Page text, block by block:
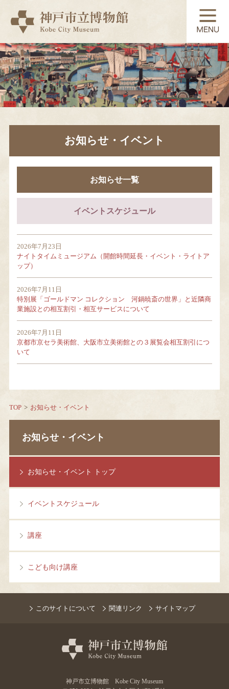
TOP
展覧会
常設展示
コレクション
教育・学習
利用案内
お知らせ・イベント
お知らせ・イベント
お知らせ一覧
イベントスケジュール
2026年7月23日
ナイトタイムミュージアム（開館時間延長・イベント・ライトア
ップ）
2026年7月11日
特別展「ゴールドマン コレクション 河鍋暁斎の世界」と近隣商
業施設との相互割引・相互サービスについて
2026年7月11日
京都市京セラ美術館、大阪市立美術館との３展覧会相互割引につ
いて
TOP お知らせ・イベント
お知らせ・イベント
お知らせ・イベント トップ
イベントスケジュール
講座
こども向け講座
このサイトについて 関連リンク サイトマップ
神戸市立博物館 Kobe City Museum